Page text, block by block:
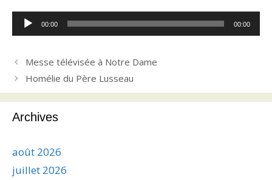
Lecteur
audio
00:00 00:00
Messe télévisée à Notre Dame
Homélie du Père Lusseau
Archives
août 2026
juillet 2026